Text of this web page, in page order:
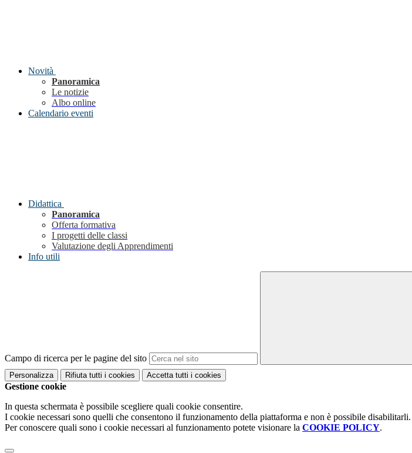
Novità
Panoramica
Le notizie
Albo online
Calendario eventi
Didattica
Panoramica
Offerta formativa
I progetti delle classi
Valutazione degli Apprendimenti
Info utili
Campo di ricerca per le pagine del sito
Personalizza Rifiuta tutti i cookies Accetta tutti i cookies
Gestione cookie
In questa schermata è possibile scegliere quali cookie consentire.
I cookie necessari sono quelli che consentono il funzionamento della piattaforma e non è possibile disabilitarli.
Per conoscere quali sono i cookie necessari al funzionamento potete visionare la COOKIE POLICY.